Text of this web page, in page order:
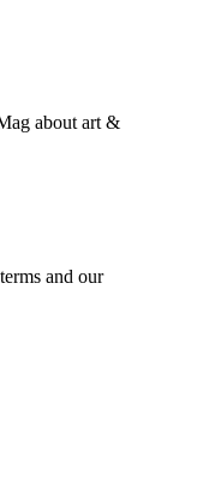
about art &
and our